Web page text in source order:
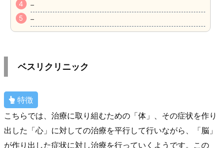
–
–
ベスリクリニック
特徴
こちらでは、治療に取り組むための「体」、その症状を作り
出した「心」に対しての治療を平行して行いながら、「脳」
が作り出した症状に対し治療を行っていくようです。この